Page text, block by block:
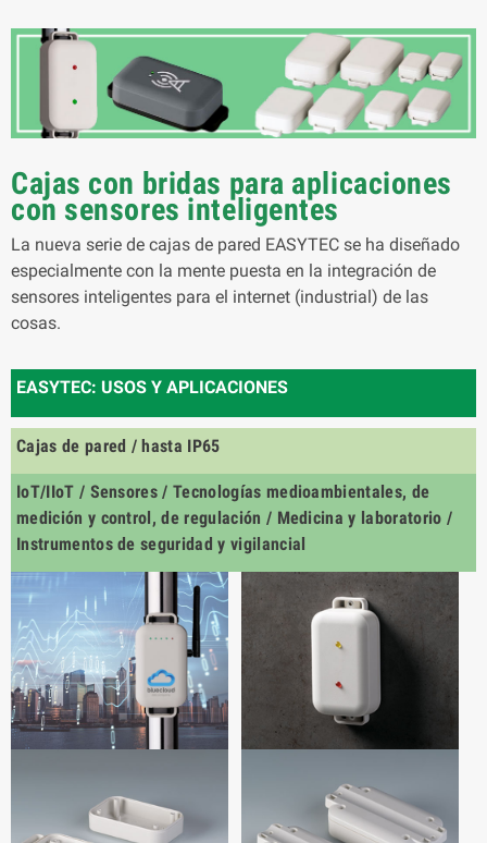
Cajas con bridas para aplicaciones
con sensores inteligentes
La nueva serie de cajas de pared EASYTEC se ha diseñado
especialmente con la mente puesta en la integración de
sensores inteligentes para el internet (industrial) de las
cosas.
EASYTEC: USOS Y APLICACIONES
Cajas de pared / hasta IP65
IoT/IIoT / Sensores / Tecnologías medioambientales, de
medición y control, de regulación / Medicina y laboratorio /
Instrumentos de seguridad y vigilancial